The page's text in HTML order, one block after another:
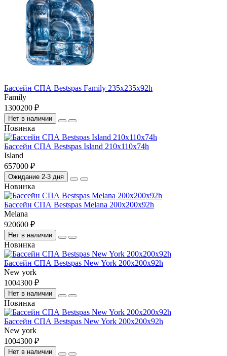
Бассейн СПА Bestspas Family 235х235х92h
Family
1300200 ₽
Нет в наличии
Новинка
Бассейн СПА Bestspas Island 210х110х74h
Island
657000 ₽
Ожидание 2-3 дня
Новинка
Бассейн СПА Bestspas Melana 200х200х92h
Melana
920600 ₽
Нет в наличии
Новинка
Бассейн СПА Bestspas New York 200х200х92h
New york
1004300 ₽
Нет в наличии
Новинка
Бассейн СПА Bestspas New York 200х200х92h
New york
1004300 ₽
Нет в наличии